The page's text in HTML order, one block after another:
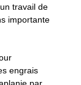
travail de
importante
engrais